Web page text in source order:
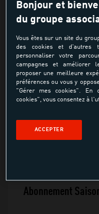
Découvrir
Réaliser ses
Apprendre les
et de sécurité
Apprendre par
Abonnement
Bonjour et
du groupe
Vous êtes sur un site du
des cookies et d'autres
personnaliser votre
campagnes et améliorer
proposer une meilleure
préférences ou vous y
"Gérer mes cookies". En
cookies", vous consentez à
ACCEPTER